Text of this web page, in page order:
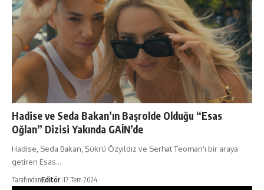
Hadise ve Seda Bakan’ın Başrolde Olduğu “Esas
Oğlan” Dizisi Yakında GAİN’de
Hadise, Seda Bakan, Şükrü Özyıldız ve Serhat Teoman'ı bir araya
getiren Esas…
TarafındanEditör 17 Tem 2024